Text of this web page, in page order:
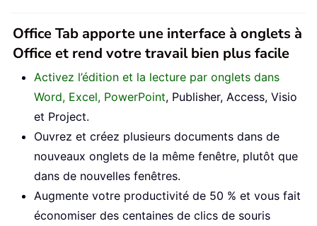
Office Tab apporte une interface à onglets à
Office et rend votre travail bien plus facile
Activez l’édition et la lecture par onglets dans
Word, Excel, PowerPoint, Publisher, Access, Visio
et Project.
Ouvrez et créez plusieurs documents dans de
nouveaux onglets de la même fenêtre, plutôt que
dans de nouvelles fenêtres.
Augmente votre productivité de 50 % et vous fait
économiser des centaines de clics de souris